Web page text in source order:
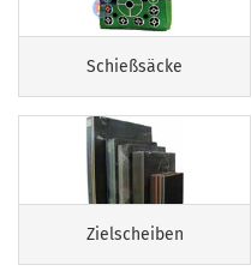
Schießsäcke
Zielscheiben